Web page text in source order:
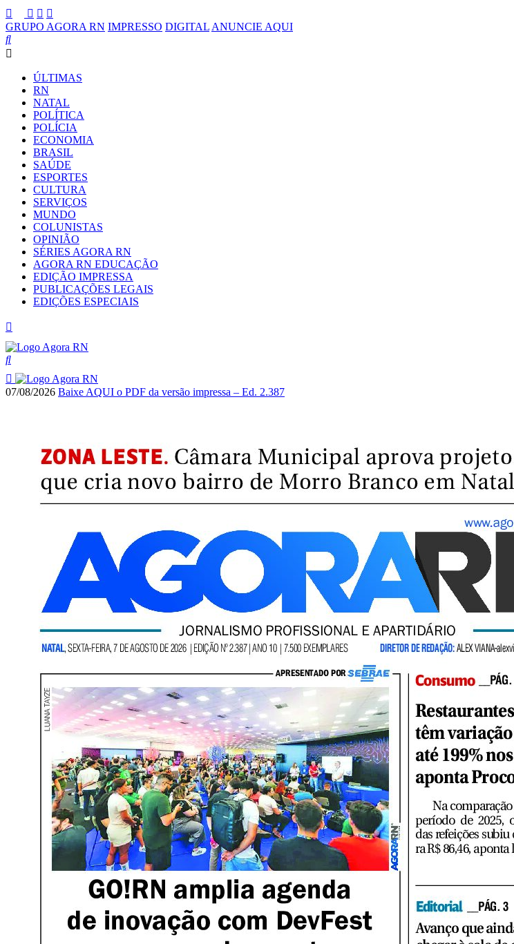
GRUPO AGORA RN IMPRESSO DIGITAL ANUNCIE AQUI
ÚLTIMAS
RN
NATAL
POLÍTICA
POLÍCIA
ECONOMIA
BRASIL
SAÚDE
ESPORTES
CULTURA
SERVIÇOS
MUNDO
COLUNISTAS
OPINIÃO
SÉRIES AGORA RN
AGORA RN EDUCAÇÃO
EDIÇÃO IMPRESSA
PUBLICAÇÕES LEGAIS
EDIÇÕES ESPECIAIS
07/08/2026 Baixe AQUI o PDF da versão impressa – Ed. 2.387